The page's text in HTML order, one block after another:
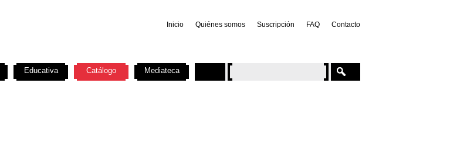
Inicio Quiénes somos Suscripción FAQ Contacto
Educativa Catálogo Mediateca